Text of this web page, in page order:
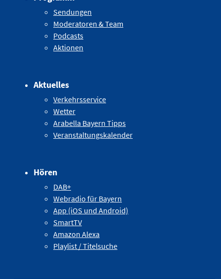
Sendungen
Moderatoren & Team
Podcasts
Aktionen
Aktuelles
Verkehrsservice
Wetter
Arabella Bayern Tipps
Veranstaltungskalender
Hören
DAB+
Webradio für Bayern
App (iOS und Android)
SmartTV
Amazon Alexa
Playlist / Titelsuche